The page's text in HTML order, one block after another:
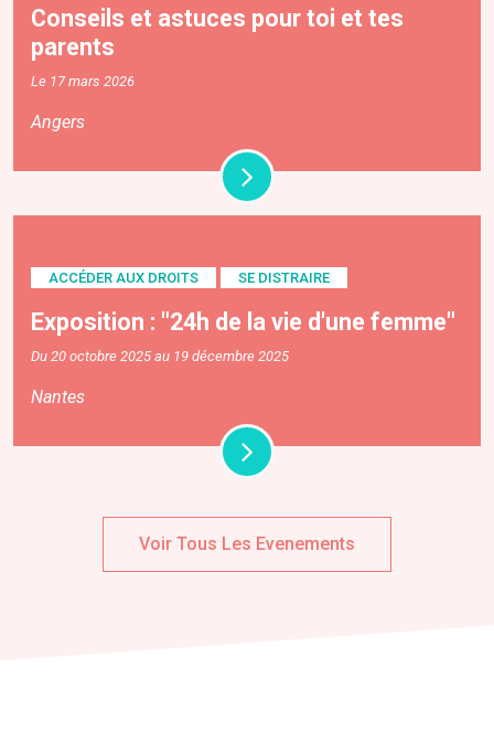
Conseils et astuces pour toi et tes
parents
Le 17 mars 2026
Angers
ACCÉDER AUX DROITS SE DISTRAIRE
Exposition : "24h de la vie d'une femme"
Du 20 octobre 2025 au 19 décembre 2025
Nantes
Voir Tous Les Evenements